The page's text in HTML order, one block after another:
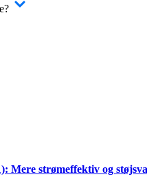
Mere strømeffektiv og